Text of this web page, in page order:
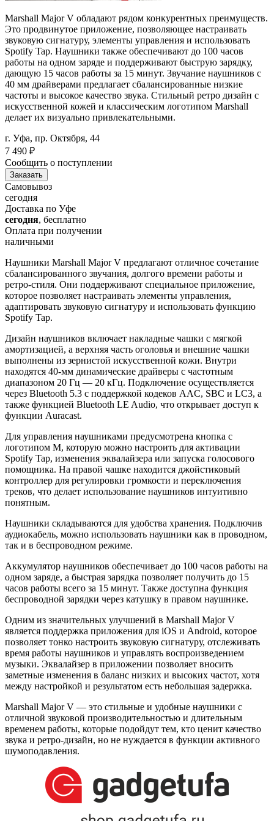
Marshall Major V обладают рядом конкурентных преимуществ.
Это продвинутое приложение, позволяющее настраивать
звуковую сигнатуру, элементы управления и использовать
Spotify Tap. Наушники также обеспечивают до 100 часов
работы на одном заряде и поддерживают быструю зарядку,
дающую 15 часов работы за 15 минут. Звучание наушников с
40 мм драйверами предлагает сбалансированные низкие
частоты и высокое качество звука. Стильный ретро дизайн с
искусственной кожей и классическим логотипом Marshall
делает их визуально привлекательными.
г. Уфа, пр. Октября, 44
7 490 ₽
Сообщить о поступлении
Заказать
Самовывоз
сегодня
Доставка по Уфе
сегодня, бесплатно
Оплата при получении
наличными
Наушники Marshall Major V предлагают отличное сочетание
сбалансированного звучания, долгого времени работы и
ретро-стиля. Они поддерживают специальное приложение,
которое позволяет настраивать элементы управления,
адаптировать звуковую сигнатуру и использовать функцию
Spotify Tap.
Дизайн наушников включает накладные чашки с мягкой
амортизацией, а верхняя часть оголовья и внешние чашки
выполнены из зернистой искусственной кожи. Внутри
находятся 40-мм динамические драйверы с частотным
диапазоном 20 Гц — 20 кГц. Подключение осуществляется
через Bluetooth 5.3 с поддержкой кодеков AAC, SBC и LC3, а
также функцией Bluetooth LE Audio, что открывает доступ к
функции Auracast.
Для управления наушниками предусмотрена кнопка с
логотипом M, которую можно настроить для активации
Spotify Tap, изменения эквалайзера или запуска голосового
помощника. На правой чашке находится джойстиковый
контроллер для регулировки громкости и переключения
треков, что делает использование наушников интуитивно
понятным.
Наушники складываются для удобства хранения. Подключив
аудиокабель, можно использовать наушники как в проводном,
так и в беспроводном режиме.
Аккумулятор наушников обеспечивает до 100 часов работы на
одном заряде, а быстрая зарядка позволяет получить до 15
часов работы всего за 15 минут. Также доступна функция
беспроводной зарядки через катушку в правом наушнике.
Одним из значительных улучшений в Marshall Major V
является поддержка приложения для iOS и Android, которое
позволяет тонко настроить звуковую сигнатуру, отслеживать
время работы наушников и управлять воспроизведением
музыки. Эквалайзер в приложении позволяет вносить
заметные изменения в баланс низких и высоких частот, хотя
между настройкой и результатом есть небольшая задержка.
Marshall Major V — это стильные и удобные наушники с
отличной звуковой производительностью и длительным
временем работы, которые подойдут тем, кто ценит качество
звука и ретро-дизайн, но не нуждается в функции активного
шумоподавления.